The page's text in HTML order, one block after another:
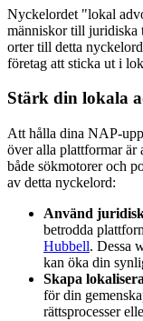
Nyckelordet "lokal
människor till juridiska
orter till detta
företag att sticka ut i
Stärk din lokala
Att hålla dina NAP-
över alla plattformar är
både sökmotorer och
av detta nyckelord:
Använd
betrodda
Hubbell. Dessa
kan öka din
Skapa
för din
rättsprocesser